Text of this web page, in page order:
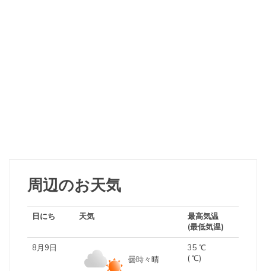
周辺のお天気
日にち 天気
最高気温
(最低気温)
8月9日
曇時々晴
35 ℃
( ℃)